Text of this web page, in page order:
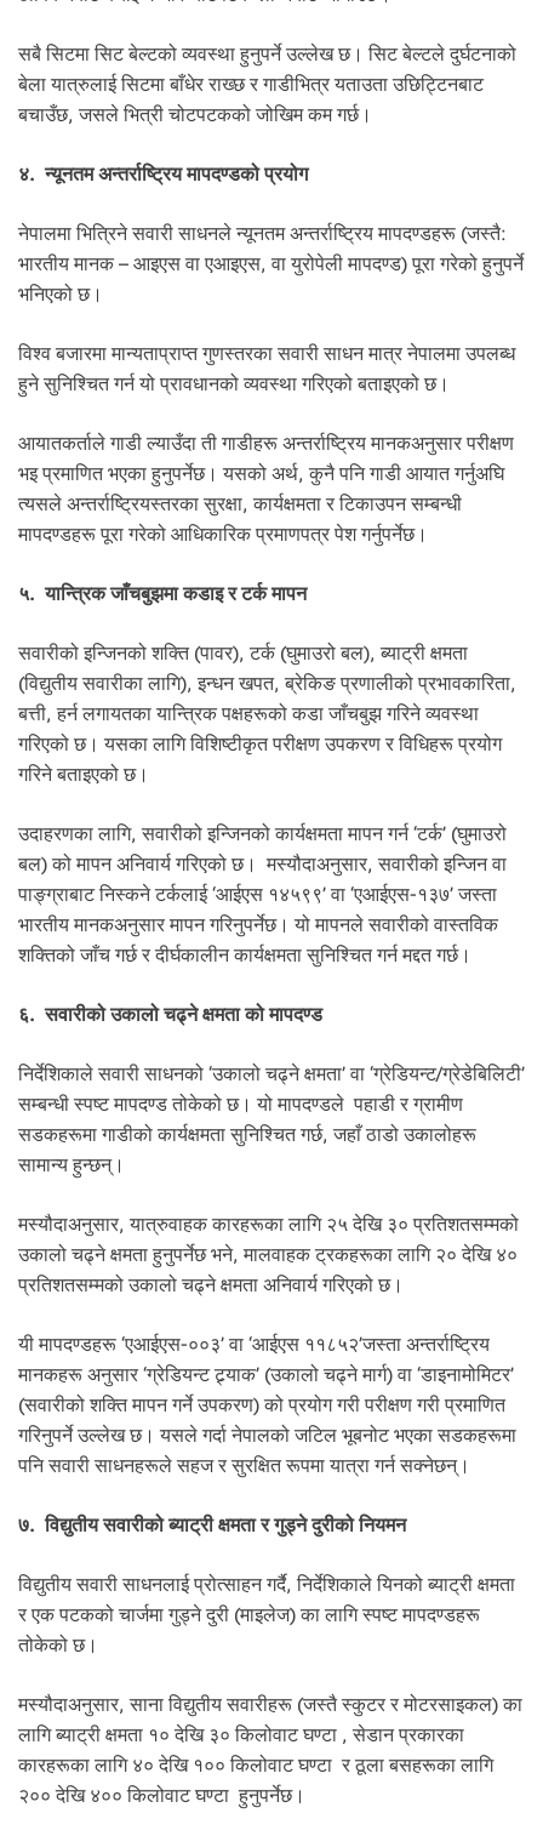
सबै सिटमा सिट बेल्टको व्यवस्था हुनुपर्ने उल्लेख छ। सिट बेल्टले दुर्घटनाको
बेला यात्रुलाई सिटमा बाँधेर राख्छ र गाडीभित्र यताउता उछिट्टिनबाट
बचाउँछ, जसले भित्री चोटपटकको जोखिम कम गर्छ।
४. न्यूनतम अन्तर्राष्ट्रिय मापदण्डको प्रयोग
नेपालमा भित्रिने सवारी साधनले न्यूनतम अन्तर्राष्ट्रिय मापदण्डहरू (जस्तै:
भारतीय मानक – आइएस वा एआइएस, वा युरोपेली मापदण्ड) पूरा गरेको हुनुपर्ने
भनिएको छ।
विश्व बजारमा मान्यताप्राप्त गुणस्तरका सवारी साधन मात्र नेपालमा उपलब्ध
हुने सुनिश्चित गर्न यो प्रावधानको व्यवस्था गरिएको बताइएको छ।
आयातकर्ताले गाडी ल्याउँदा ती गाडीहरू अन्तर्राष्ट्रिय मानकअनुसार परीक्षण
भइ प्रमाणित भएका हुनुपर्नेछ। यसको अर्थ, कुनै पनि गाडी आयात गर्नुअघि
त्यसले अन्तर्राष्ट्रियस्तरका सुरक्षा, कार्यक्षमता र टिकाउपन सम्बन्धी
मापदण्डहरू पूरा गरेको आधिकारिक प्रमाणपत्र पेश गर्नुपर्नेछ।
५. यान्त्रिक जाँचबुझमा कडाइ र टर्क मापन
सवारीको इन्जिनको शक्ति (पावर), टर्क (घुमाउरो बल), ब्याट्री क्षमता
(विद्युतीय सवारीका लागि), इन्धन खपत, ब्रेकिङ प्रणालीको प्रभावकारिता,
बत्ती, हर्न लगायतका यान्त्रिक पक्षहरूको कडा जाँचबुझ गरिने व्यवस्था
गरिएको छ। यसका लागि विशिष्टीकृत परीक्षण उपकरण र विधिहरू प्रयोग
गरिने बताइएको छ।
उदाहरणका लागि, सवारीको इन्जिनको कार्यक्षमता मापन गर्न ‘टर्क’ (घुमाउरो
बल) को मापन अनिवार्य गरिएको छ। मस्यौदाअनुसार, सवारीको इन्जिन वा
पाङ्ग्राबाट निस्कने टर्कलाई ‘आईएस १४५९९’ वा ‘एआईएस-१३७’ जस्ता
भारतीय मानकअनुसार मापन गरिनुपर्नेछ। यो मापनले सवारीको वास्तविक
शक्तिको जाँच गर्छ र दीर्घकालीन कार्यक्षमता सुनिश्चित गर्न मद्दत गर्छ।
६. सवारीको उकालो चढ्ने क्षमता को मापदण्ड
निर्देशिकाले सवारी साधनको ‘उकालो चढ्ने क्षमता’ वा ‘ग्रेडियन्ट/ग्रेडेबिलिटी’
सम्बन्धी स्पष्ट मापदण्ड तोकेको छ। यो मापदण्डले पहाडी र ग्रामीण
सडकहरूमा गाडीको कार्यक्षमता सुनिश्चित गर्छ, जहाँ ठाडो उकालोहरू
सामान्य हुन्छन्।
मस्यौदाअनुसार, यात्रुवाहक कारहरूका लागि २५ देखि ३० प्रतिशतसम्मको
उकालो चढ्ने क्षमता हुनुपर्नेछ भने, मालवाहक ट्रकहरूका लागि २० देखि ४०
प्रतिशतसम्मको उकालो चढ्ने क्षमता अनिवार्य गरिएको छ।
यी मापदण्डहरू ‘एआईएस-००३’ वा ‘आईएस ११८५२’जस्ता अन्तर्राष्ट्रिय
मानकहरू अनुसार ‘ग्रेडियन्ट ट्र्याक’ (उकालो चढ्ने मार्ग) वा ‘डाइनामोमिटर’
(सवारीको शक्ति मापन गर्ने उपकरण) को प्रयोग गरी परीक्षण गरी प्रमाणित
गरिनुपर्ने उल्लेख छ। यसले गर्दा नेपालको जटिल भूबनोट भएका सडकहरूमा
पनि सवारी साधनहरूले सहज र सुरक्षित रूपमा यात्रा गर्न सक्नेछन्।
७. विद्युतीय सवारीको ब्याट्री क्षमता र गुड्ने दुरीको नियमन
विद्युतीय सवारी साधनलाई प्रोत्साहन गर्दै, निर्देशिकाले यिनको ब्याट्री क्षमता
र एक पटकको चार्जमा गुड्ने दुरी (माइलेज) का लागि स्पष्ट मापदण्डहरू
तोकेको छ।
मस्यौदाअनुसार, साना विद्युतीय सवारीहरू (जस्तै स्कुटर र मोटरसाइकल) का
लागि ब्याट्री क्षमता १० देखि ३० किलोवाट घण्टा , सेडान प्रकारका
कारहरूका लागि ४० देखि १०० किलोवाट घण्टा र ठूला बसहरूका लागि
२०० देखि ४०० किलोवाट घण्टा हुनुपर्नेछ।